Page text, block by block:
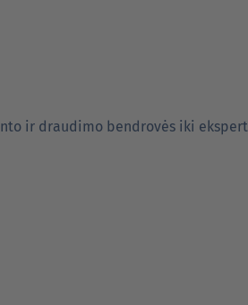
ir draudimo bendrovės iki